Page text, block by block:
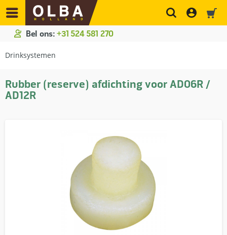
Bel ons: +31 524 581 270
Drinksystemen
Rubber (reserve) afdichting voor AD06R /
AD12R